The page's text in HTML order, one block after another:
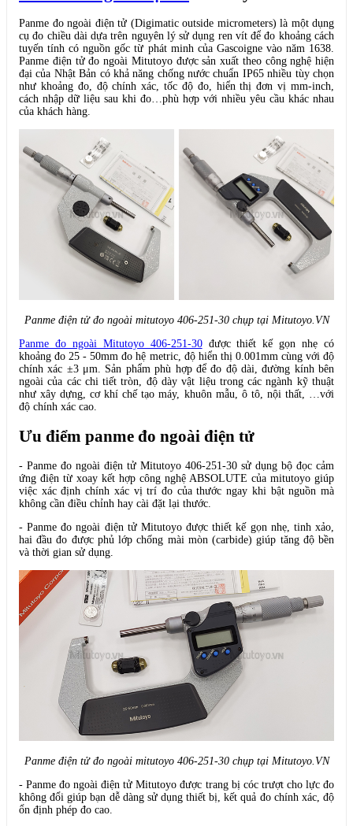
Panme đo ngoài điện tử (Digimatic outside micrometers) là một dụng
cụ đo chiều dài dựa trên nguyên lý sử dụng ren vít để đo khoảng cách
tuyến tính có nguồn gốc từ phát minh của Gascoigne vào năm 1638.
Panme điện tử đo ngoài Mitutoyo được sản xuất theo công nghệ hiện
đại của Nhật Bản có khả năng chống nước chuẩn IP65 nhiều tùy chọn
như khoảng đo, độ chính xác, tốc độ đo, hiển thị đơn vị mm-inch,
cách nhập dữ liệu sau khi đo…phù hợp với nhiều yêu cầu khác nhau
của khách hàng.
Panme điện tử đo ngoài mitutoyo 406-251-30 chụp tại Mitutoyo.VN
Panme đo ngoài Mitutoyo 406-251-30được thiết kế gọn nhẹ có
khoảng đo 25 - 50mm đo hệ metric, độ hiển thị 0.001mm cùng với độ
chính xác ±3 μm. Sản phẩm phù hợp để đo độ dài, đường kính bên
ngoài của các chi tiết tròn, độ dày vật liệu trong các ngành kỹ thuật
như xây dựng, cơ khí chế tạo máy, khuôn mẫu, ô tô, nội thất, …với
độ chính xác cao.
Ưu điểm panme đo ngoài điện tử
- Panme đo ngoài điện tử Mitutoyo 406-251-30 sử dụng bộ đọc cảm
ứng điện từ xoay kết hợp công nghệ ABSOLUTE của mitutoyo giúp
việc xác định chính xác vị trí đo của thước ngay khi bật nguồn mà
không cần điều chỉnh hay cài đặt lại thước.
- Panme đo ngoài điện tử Mitutoyo được thiết kế gọn nhẹ, tinh xảo,
hai đầu đo được phủ lớp chống mài mòn (carbide) giúp tăng độ bền
và thời gian sử dụng.
Panme điện tử đo ngoài mitutoyo 406-251-30 chụp tại Mitutoyo.VN
- Panme đo ngoài điện tử Mitutoyo được trang bị cóc trượt cho lực đo
không đổi giúp bạn dễ dàng sử dụng thiết bị, kết quả đo chính xác, độ
ổn định phép đo cao.